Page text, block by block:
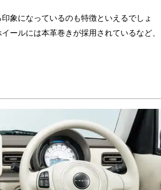
象になっているのも特徴といえるでしょ
ールには本革巻きが採用されているなど、